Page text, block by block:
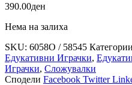
390.00ден
Нема на залиха
SKU: 6058О / 58545 Категории
Едукативни Играчки,
Играчки, Сложувалки
Сподели Facebook Twitter